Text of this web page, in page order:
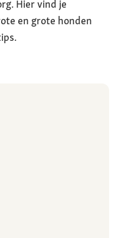
Hier vind je
en grote honden